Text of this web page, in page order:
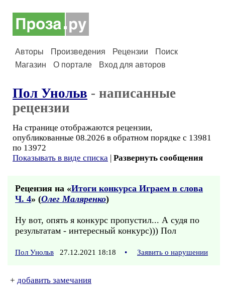
Авторы Произведения Рецензии
Поиск
Магазин
О портале Вход для авторов
Пол Унольв - написанные
рецензии
На странице отображаются рецензии,
опубликованные 08.2026 в обратном порядке с 13981
по 13972
Показывать в виде списка | Развернуть сообщения
Рецензия на «Итоги конкурса Играем в слова
Ч. 4» (Олег Маляренко)
Ну вот, опять я конкурс пропустил... А судя по
результатам - интересный конкурс))) Пол
Пол Унольв 27.12.2021 18:18 • Заявить о нарушении
+ добавить замечания